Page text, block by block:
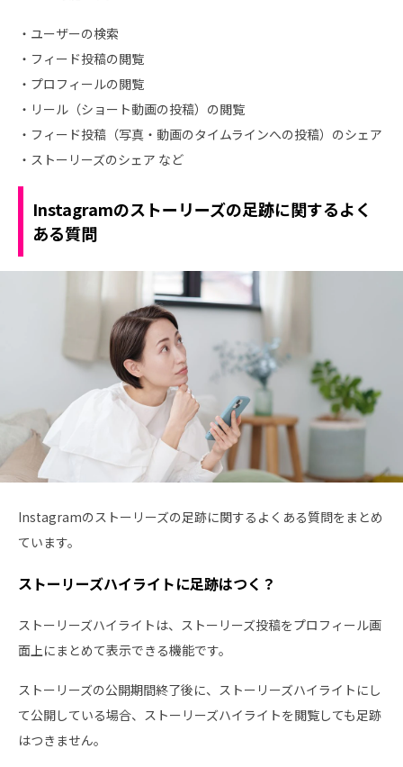
・ユーザーの検索
・フィード投稿の閲覧
・プロフィールの閲覧
・リール（ショート動画の投稿）の閲覧
・フィード投稿（写真・動画のタイムラインへの投稿）のシェア
・ストーリーズのシェア など
Instagramのストーリーズの足跡に関するよく
ある質問
Instagramのストーリーズの足跡に関するよくある質問をまとめ
ています。
ストーリーズハイライトに足跡はつく？
ストーリーズハイライトは、ストーリーズ投稿をプロフィール画
面上にまとめて表示できる機能です。
ストーリーズの公開期間終了後に、ストーリーズハイライトにし
て公開している場合、ストーリーズハイライトを閲覧しても足跡
はつきません。